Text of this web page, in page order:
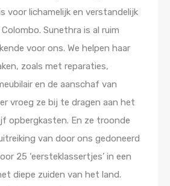
voor lichamelijk en verstandelijk
Sunethra is al ruim
voor ons. We helpen haar
zoals met reparaties,
en de aanschaf van
vroeg ze bij te dragen aan het
opbergkasten. En ze troonde
van door ons gedoneerd
25 ‘eersteklassertjes’ in een
diepe zuiden van het land.